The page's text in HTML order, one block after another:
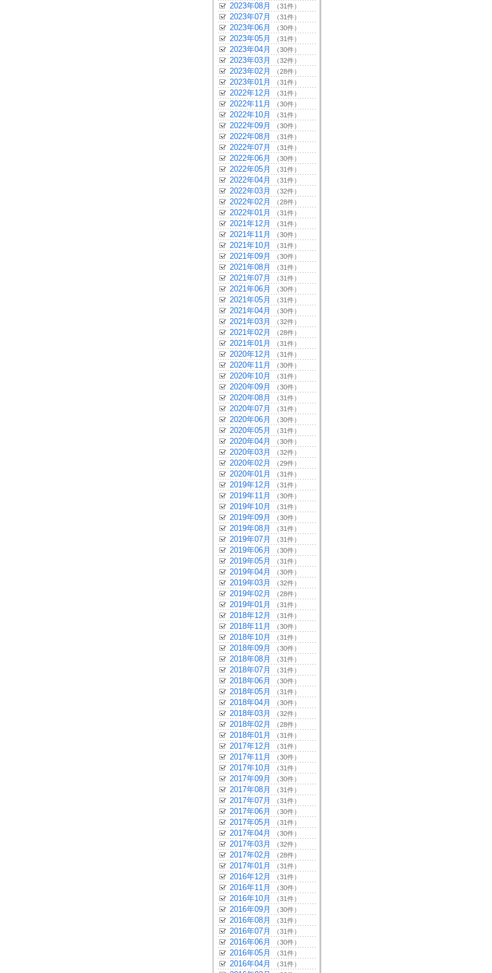
2023年08月 （31件）
2023年07月 （31件）
2023年06月 （30件）
2023年05月 （31件）
2023年04月 （30件）
2023年03月 （32件）
2023年02月 （28件）
2023年01月 （31件）
2022年12月 （31件）
2022年11月 （30件）
2022年10月 （31件）
2022年09月 （30件）
2022年08月 （31件）
2022年07月 （31件）
2022年06月 （30件）
2022年05月 （31件）
2022年04月 （31件）
2022年03月 （32件）
2022年02月 （28件）
2022年01月 （31件）
2021年12月 （31件）
2021年11月 （30件）
2021年10月 （31件）
2021年09月 （30件）
2021年08月 （31件）
2021年07月 （31件）
2021年06月 （30件）
2021年05月 （31件）
2021年04月 （30件）
2021年03月 （32件）
2021年02月 （28件）
2021年01月 （31件）
2020年12月 （31件）
2020年11月 （30件）
2020年10月 （31件）
2020年09月 （30件）
2020年08月 （31件）
2020年07月 （31件）
2020年06月 （30件）
2020年05月 （31件）
2020年04月 （30件）
2020年03月 （32件）
2020年02月 （29件）
2020年01月 （31件）
2019年12月 （31件）
2019年11月 （30件）
2019年10月 （31件）
2019年09月 （30件）
2019年08月 （31件）
2019年07月 （31件）
2019年06月 （30件）
2019年05月 （31件）
2019年04月 （30件）
2019年03月 （32件）
2019年02月 （28件）
2019年01月 （31件）
2018年12月 （31件）
2018年11月 （30件）
2018年10月 （31件）
2018年09月 （30件）
2018年08月 （31件）
2018年07月 （31件）
2018年06月 （30件）
2018年05月 （31件）
2018年04月 （30件）
2018年03月 （32件）
2018年02月 （28件）
2018年01月 （31件）
2017年12月 （31件）
2017年11月 （30件）
2017年10月 （31件）
2017年09月 （30件）
2017年08月 （31件）
2017年07月 （31件）
2017年06月 （30件）
2017年05月 （31件）
2017年04月 （30件）
2017年03月 （32件）
2017年02月 （28件）
2017年01月 （31件）
2016年12月 （31件）
2016年11月 （30件）
2016年10月 （31件）
2016年09月 （30件）
2016年08月 （31件）
2016年07月 （31件）
2016年06月 （30件）
2016年05月 （31件）
2016年04月 （31件）